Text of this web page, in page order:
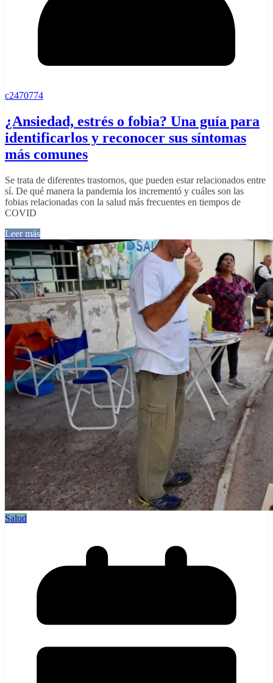
c2470774
¿Ansiedad, estrés o fobia? Una guía para
identificarlos y reconocer sus síntomas
más comunes
Se trata de diferentes trastornos, que pueden estar relacionados entre
sí. De qué manera la pandemia los incrementó y cuáles son las
fobias relacionadas con la salud más frecuentes en tiempos de
COVID
Leer más
Salud